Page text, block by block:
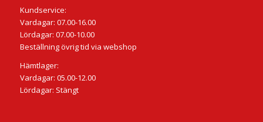
Kundservice:
Vardagar: 07.00-16.00
Lördagar: 07.00-10.00
Beställning övrig tid via webshop
Hämtlager:
Vardagar: 05.00-12.00
Lördagar: Stängt